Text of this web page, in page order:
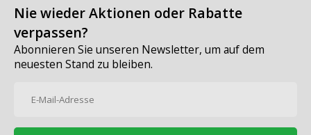
Nie wieder Aktionen oder Rabatte
verpassen?
Abonnieren Sie unseren Newsletter, um auf dem
neuesten Stand zu bleiben.